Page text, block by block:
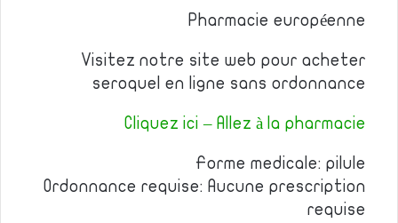
Pharmacie européenne
Visitez notre site web pour acheter
seroquel en ligne sans ordonnance
Cliquez ici – Allez à la pharmacie
Forme medicale: pilule
Ordonnance requise: Aucune prescription
requise